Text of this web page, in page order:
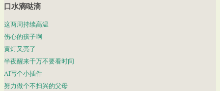
口水滴哒滴
这两周持续高温
伤心的孩子啊
黄灯又亮了
半夜醒来千万不要看时间
AI写个小插件
努力做个不扫兴的父母